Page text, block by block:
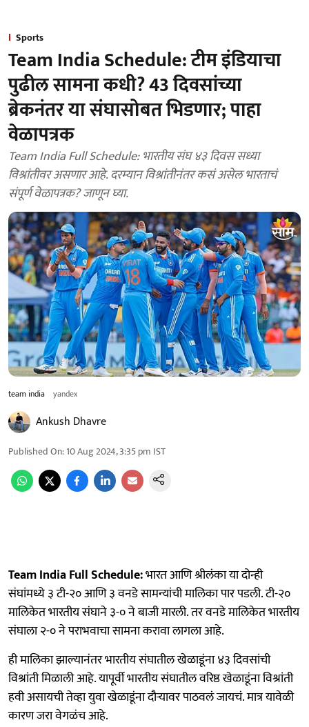
Sports
Team India Schedule: टीम इंडियाचा
पुढील सामना कधी? 43 दिवसांच्या
ब्रेकनंतर या संघासोबत भिडणार; पाहा
वेळापत्रक
Team India Full Schedule: भारतीय संघ ४३ दिवस सध्या
विश्रांतीवर असणार आहे. दरम्यान विश्रांतीनंतर कसं असेल भारताचं
संपूर्ण वेळापत्रक? जाणून घ्या.
team india yandex
Ankush Dhavre
Published On:10 Aug 2024, 3:35 pm IST
Team India Full Schedule:भारत आणि श्रीलंका या दोन्ही
संघांमध्ये ३ टी-२० आणि ३ वनडे सामन्यांची मालिका पार पडली. टी-२०
मालिकेत भारतीय संघाने ३-० ने बाजी मारली. तर वनडे मालिकेत भारतीय
संघाला २-० ने पराभवाचा सामना करावा लागला आहे.
ही मालिका झाल्यानंतर भारतीय संघातील खेळाडूंना ४३ दिवसांची
विश्रांती मिळाली आहे. यापूर्वी भारतीय संघातील वरिष्ठ खेळाडूंना विश्रांती
हवी असायची तेव्हा युवा खेळाडूंना दौऱ्यावर पाठवलं जायचं. मात्र यावेळी
कारण जरा वेगळंच आहे.